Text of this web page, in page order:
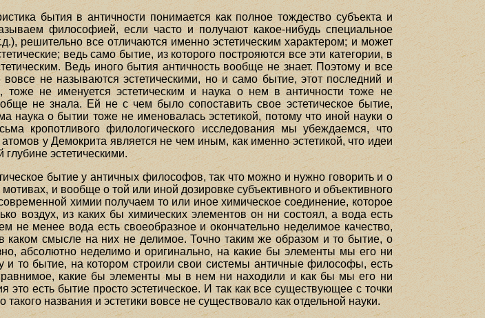
бытия в античности понимается как полное тождество субъекта и
философией, если часто и получают какое-нибудь специальное
решительно все отличаются именно эстетическим характером; и может
ведь само бытие, из которого построяются все эти категории, в
Ведь иного бытия античность вообще не знает. Поэтому и все
не называются эстетическими, но и само бытие, этот последний и
тоже не именуется эстетическим и наука о нем в античности тоже не
не знала. Ей не с чем было сопоставить свое эстетическое бытие,
наука о бытии тоже не именовалась эстетикой, потому что иной науки о
кропотливого филологического исследования мы убеждаемся, что
у Демокрита является не чем иным, как именно эстетикой, что идеи
эстетическими.
бытие у античных философов, так что можно и нужно говорить и о
и вообще о той или иной дозировке субъективного и объективного
химии получаем то или иное химическое соединение, которое
воздух, из каких бы химических элементов он ни состоял, а вода есть
не менее вода есть своеобразное и окончательно неделимое качество,
смысле на них не делимое. Точно таким же образом и то бытие, о
абсолютно неделимо и оригинально, на какие бы элементы мы его ни
то бытие, на котором строили свои системы античные философы, есть
какие бы элементы мы в нем ни находили и как бы мы его ни
есть бытие просто эстетическое. И так как все существующее с точки
названия и эстетики вовсе не существовало как отдельной науки.